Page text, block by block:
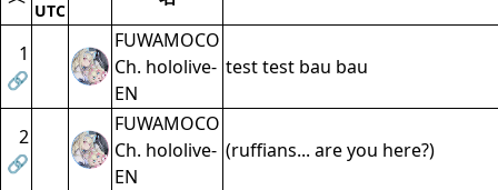
UTC
1
🔗
FUWAMOCO
Ch. hololive-
EN
test test bau bau
2
🔗
FUWAMOCO
Ch. hololive-
EN
(ruffians... are you here?)